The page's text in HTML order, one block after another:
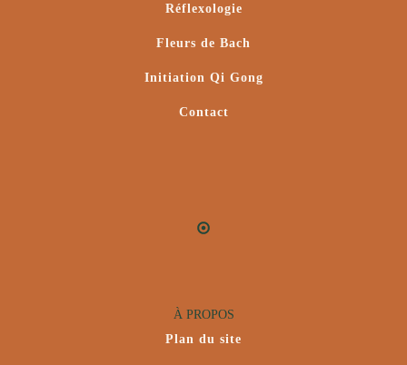
Réflexologie
Fleurs de Bach
Initiation Qi Gong
Contact
À PROPOS
Plan du site